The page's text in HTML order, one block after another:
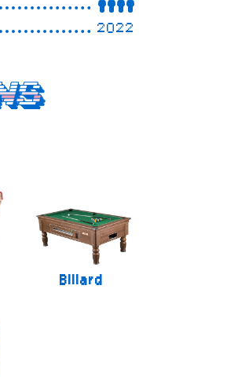
2022
Billard